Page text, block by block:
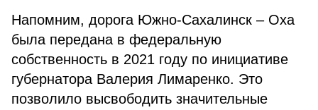
Напомним, дорога Южно-Сахалинск – Оха
была передана в федеральную
собственность в 2021 году по инициативе
губернатора Валерия Лимаренко. Это
позволило высвободить значительные